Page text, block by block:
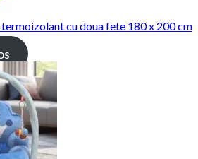
cu doua fete 180 x 200 cm